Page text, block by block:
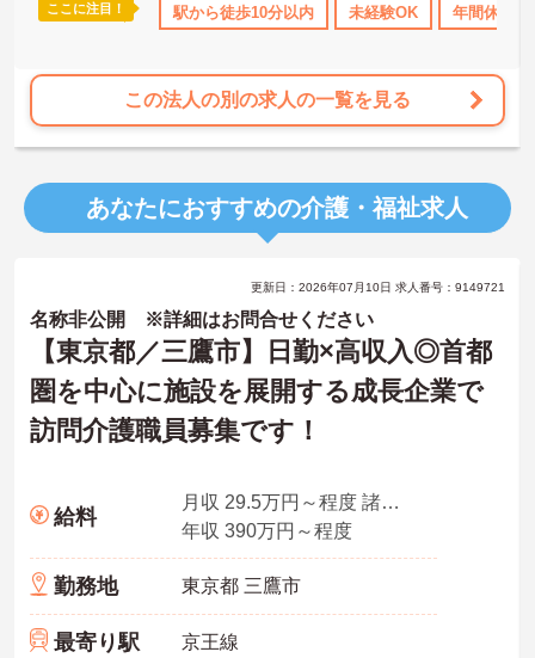
日以上 ボーナス・賞与あり 社会保険完備 交通費支給
ここに注目！ 駅から徒歩10分以内 未経験OK 年間休日
この法人の別の求人の一覧を見る
あなたにおすすめの介護・福祉求人
更新日：2026年07月10日 求人番号：9149721
名称非公開 ※詳細はお問合せください
【東京都／三鷹市】日勤×高収入◎首都
圏を中心に施設を展開する成長企業で
訪問介護職員募集です！
給料
月収 29.5万円～程度 諸手当込み※初任者研修以上
年収 390万円～程度
勤務地 東京都 三鷹市
最寄り駅 京王線